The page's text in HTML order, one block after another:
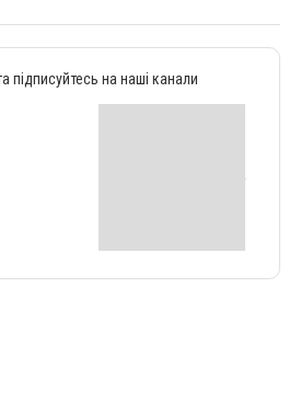
підписуйтесь на наші канали